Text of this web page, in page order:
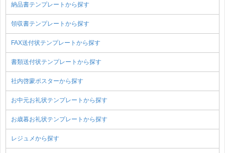
納品書テンプレートから探す
領収書テンプレートから探す
FAX送付状テンプレートから探す
書類送付状テンプレートから探す
社内啓蒙ポスターから探す
お中元お礼状テンプレートから探す
お歳暮お礼状テンプレートから探す
レジュメから探す